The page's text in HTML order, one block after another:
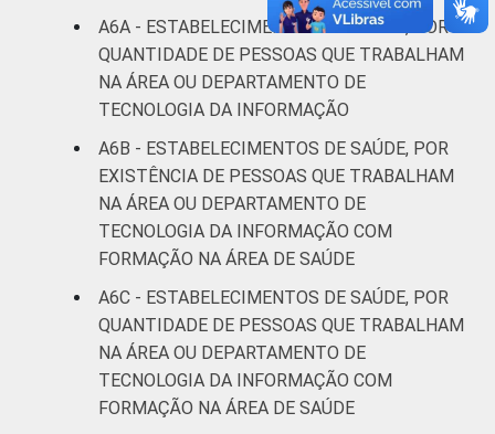
A6A - ESTABELECIMENTOS DE SAÚDE, POR
QUANTIDADE DE PESSOAS QUE TRABALHAM
NA ÁREA OU DEPARTAMENTO DE
TECNOLOGIA DA INFORMAÇÃO
A6B - ESTABELECIMENTOS DE SAÚDE, POR
EXISTÊNCIA DE PESSOAS QUE TRABALHAM
NA ÁREA OU DEPARTAMENTO DE
TECNOLOGIA DA INFORMAÇÃO COM
FORMAÇÃO NA ÁREA DE SAÚDE
A6C - ESTABELECIMENTOS DE SAÚDE, POR
QUANTIDADE DE PESSOAS QUE TRABALHAM
NA ÁREA OU DEPARTAMENTO DE
TECNOLOGIA DA INFORMAÇÃO COM
FORMAÇÃO NA ÁREA DE SAÚDE